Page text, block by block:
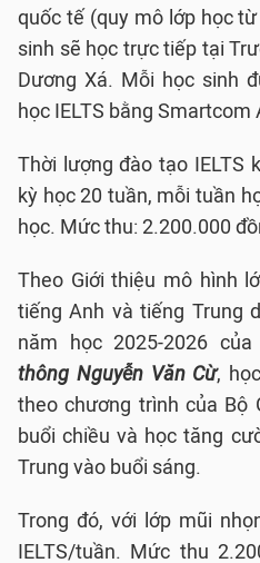
quốc tế (quy mô lớp học
sinh sẽ học trực tiếp tại
Dương Xá. Mỗi học sinh
học IELTS bằng Smartcom
Thời lượng đào tạo IELTS
kỳ học 20 tuần, mỗi tuần
học. Mức thu: 2.200.000
Theo Giới thiệu mô hình
tiếng Anh và tiếng Trung
năm học 2025-2026 của
thông Nguyễn Văn Cừ,
theo chương trình của Bộ
buổi chiều và học tăng
Trung vào buổi sáng.
Trong đó, với lớp mũi
IELTS/tuần. Mức thu